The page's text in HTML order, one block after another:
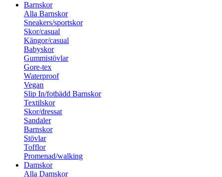
Barnskor
Alla Barnskor
Sneakers/sportskor
Skor/casual
Kängor/casual
Babyskor
Gummistövlar
Gore-tex
Waterproof
Vegan
Slip In/fotbädd Barnskor
Textilskor
Skor/dressat
Sandaler
Barnskor
Stövlar
Tofflor
Promenad/walking
Damskor
Alla Damskor